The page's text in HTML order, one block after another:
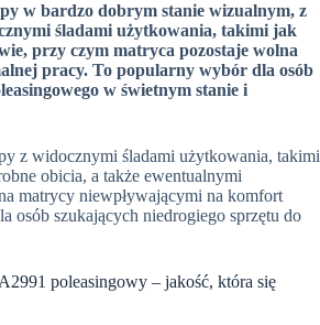
w bardzo dobrym stanie wizualnym, z
śladami użytkowania, takimi jak
przy czym matryca pozostaje wolna
pracy. To popularny wybór dla osób
w świetnym stanie i
z widocznymi śladami użytkowania, takimi
obicia, a także ewentualnymi
matrycy niewpływającymi na komfort
osób szukających niedrogiego sprzętu do
poleasingowy – jakość, która się